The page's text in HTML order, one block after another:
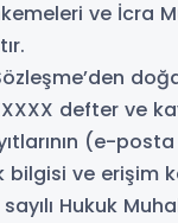
ve İcra
defter ve
(e-posta
ve erişim
Hukuk